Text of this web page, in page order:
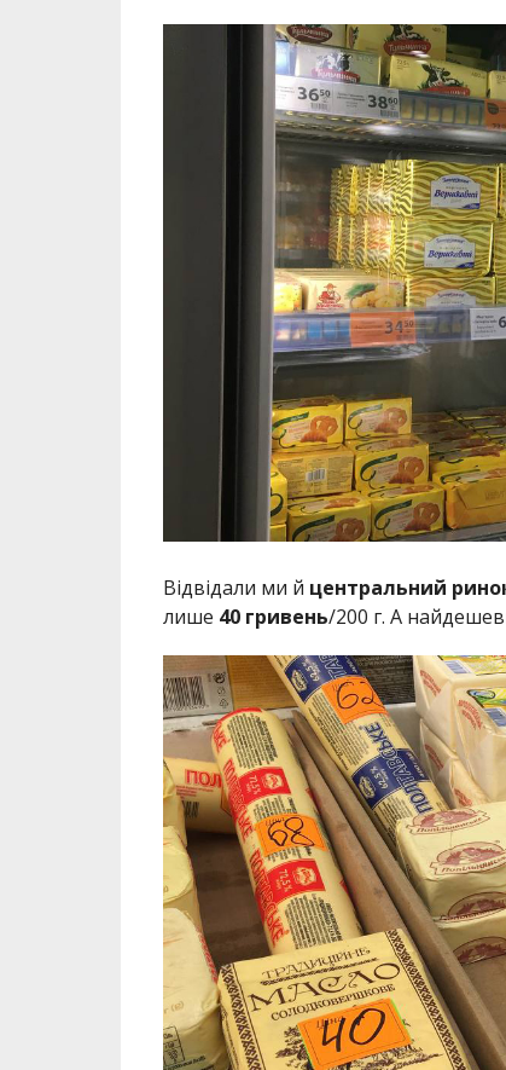
Відвідали ми й центральний
лише 40 гривень/200 г. А